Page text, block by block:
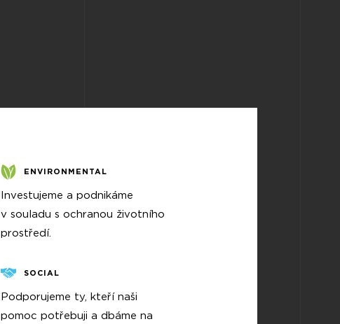
ENVIRONMENTAL
Investujeme a podnikáme
v souladu s ochranou životního
prostředí.
SOCIAL
Podporujeme ty, kteří naši
pomoc potřebuji a dbáme na